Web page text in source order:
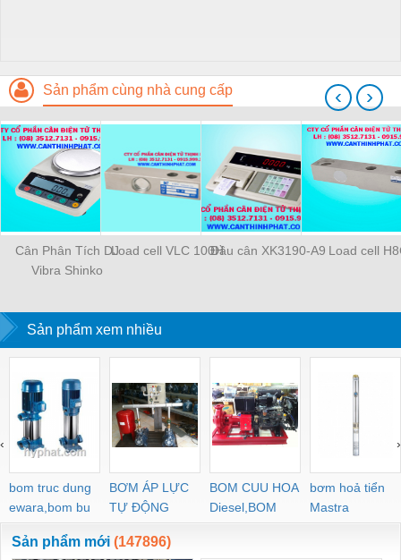
Sản phẩm cùng nhà cung cấp
Cân Phân Tích DJ
Vibra Shinko
Load cell VLC 100HĐầu cân XK3190-A9 Load cell
‹ ›
Sản phẩm xem nhiều
bom truc dung
ewara,bom bu
ewara
BƠM ÁP LỰC
TỰ ĐỘNG
BOM CUU HOA
Diesel,BOM
CHUA CHAY
bơm hoả tiển
Mastra
‹ ›
Sản phẩm mới (147896)